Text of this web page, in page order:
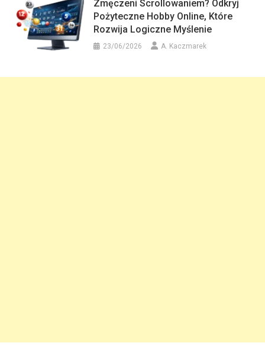
Zmęczeni Scrollowaniem? Odkryj
Pożyteczne Hobby Online, Które
Rozwija Logiczne Myślenie
23/06/2026 A. Kaczmarek